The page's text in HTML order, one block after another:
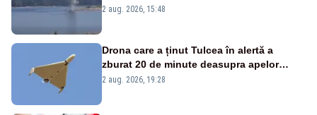
detonările luni – VIDEO
2 aug. 2026, 15:48
Drona care a ținut Tulcea în alertă a
zburat 20 de minute deasupra apelor
României. Au fost ridicate două F-16
2 aug. 2026, 19:28